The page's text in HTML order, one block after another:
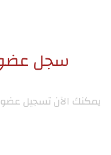
سجل
يمكنك الآن تسجيل